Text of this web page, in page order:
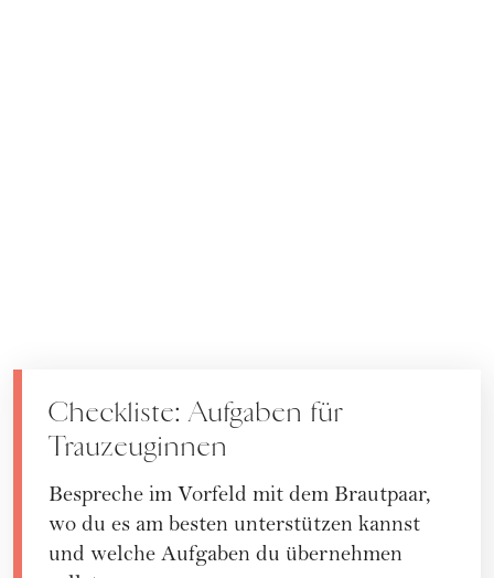
Checkliste: Aufgaben für
Trauzeuginnen
Bespreche im Vorfeld mit dem Brautpaar,
wo du es am besten unterstützen kannst
und welche Aufgaben du übernehmen